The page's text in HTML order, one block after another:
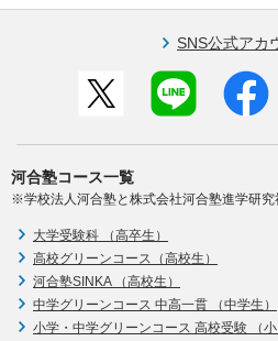
SNS公式アカ
河合塾コース一覧
※学校法人河合塾と株式会社河合塾進学研究
大学受験科 （高卒生）
高校グリーンコース（高校生）
河合塾SINKA （高校生）
中学グリーンコース 中高一貫 （中学生）
小学・中学グリーンコース 高校受験 （小